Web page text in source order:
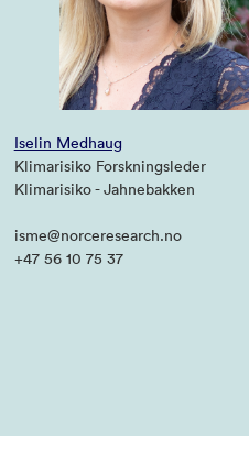
Iselin Medhaug
Klimarisiko Forskningsleder
Klimarisiko - Jahnebakken
isme@norceresearch.no
+47 56 10 75 37‬